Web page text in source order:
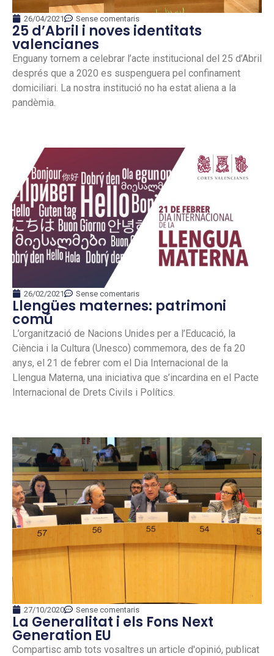
26/04/2021 Sense comentaris
25 d’Abril i noves identitats
valencianes
Enguany tornem a celebrar l’acte institucional del 25 d’Abril
després que a 2020 es suspenguera pel confinament
domiciliari. La nostra institució no ha estat aliena a la
pandèmia.
26/02/2021 Sense comentaris
Llengües maternes: patrimoni
comú
L’organització de Nacions Unides per a l’Educació, la
Ciència i la Cultura (Unesco) commemora, des de fa 20
anys, el 21 de febrer com el Dia Internacional de la
Llengua Materna, una iniciativa que s’incardina en el Pacte
Internacional de Drets Civils i Polítics.
27/10/2020 Sense comentaris
La Generalitat i els Fons Next
Generation EU
Compartisc amb tots vosaltres un article d'opinió, publicat